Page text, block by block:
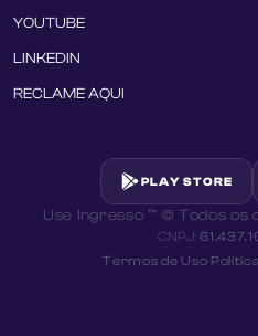
YOUTUBE
LINKEDIN
RECLAME AQUI
PLAY STORE
Use Ingresso ™ © Todos
CNPJ:
Termos de Uso·